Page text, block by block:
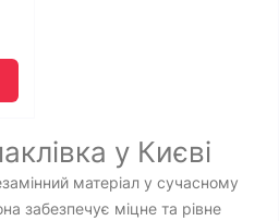
у Києві
матеріал у сучасному
забезпечує міцне та рівне